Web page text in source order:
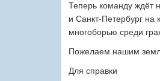
Теперь команду ждёт
и Санкт-Петербург на
многоборью среди
Пожелаем нашим
Для справки